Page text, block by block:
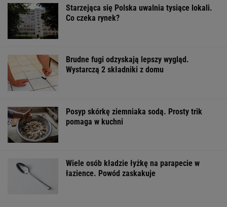
Starzejąca się Polska uwalnia tysiące lokali.
Co czeka rynek?
Brudne fugi odzyskają lepszy wygląd.
Wystarczą 2 składniki z domu
Posyp skórkę ziemniaka sodą. Prosty trik
pomaga w kuchni
Wiele osób kładzie łyżkę na parapecie w
łazience. Powód zaskakuje